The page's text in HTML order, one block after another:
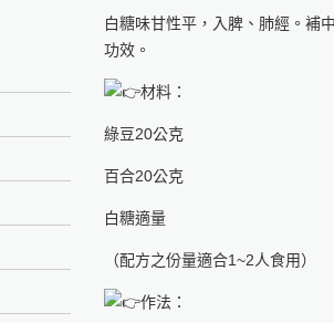
白糖味甘性平，入脾、肺經。補
功效。
材料：
綠豆20公克
百合20公克
白糖適量
（配方之份量適合1~2人食用）
作法：